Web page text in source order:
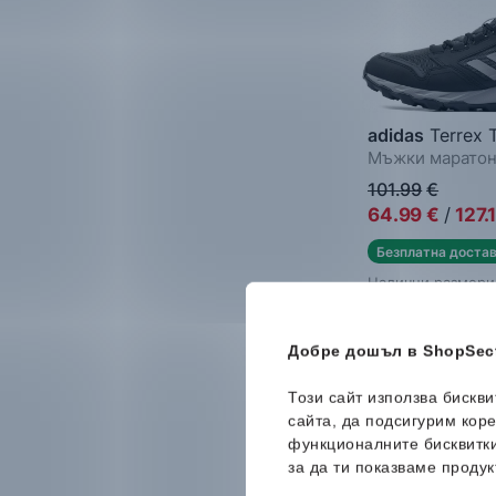
Добре дошъл в
Този сайт използва
сайта, да подсигурим
функционалните
за да ти показваме
adidas Terrex
Мъжки
101.99 €
64.99 € /
Безплатна
Налични